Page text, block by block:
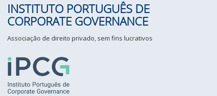
INSTITUTO PORTUGUÊS DE
CORPORATE GOVERNANCE
Associação de direito privado, sem fins lucrativos